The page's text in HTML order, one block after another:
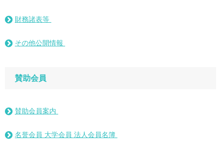
財務諸表等
その他公開情報
賛助会員
賛助会員案内
名誉会員 大学会員 法人会員名簿